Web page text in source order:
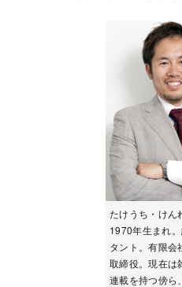
たけうち・けん
1970年生まれ
タント。有限会
取締役。現在は
連載を持つ傍ら